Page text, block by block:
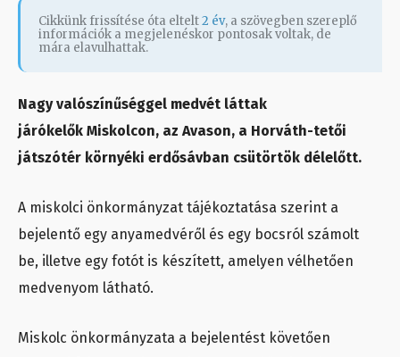
Cikkünk frissítése óta eltelt2 év, a szövegben szereplő
információk a megjelenéskor pontosak voltak, de
mára elavulhattak.
Nagy valószínűséggel medvét láttak
járókelők Miskolcon, az Avason, a Horváth-tetői
játszótér környéki erdősávban csütörtök délelőtt.
A miskolci önkormányzat tájékoztatása szerint a
bejelentő egy anyamedvéről és egy bocsról számolt
be, illetve egy fotót is készített, amelyen vélhetően
medvenyom látható.
Miskolc önkormányzata a bejelentést követően